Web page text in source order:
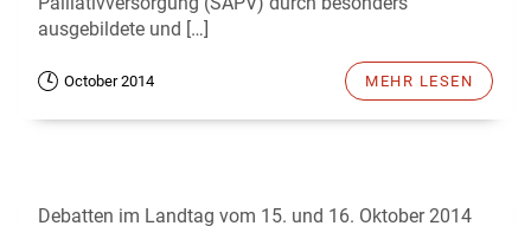
ausgebildete und […]
October 2014 MEHR LESEN
Debatten im Landtag vom 15. und 16. Oktober 2014